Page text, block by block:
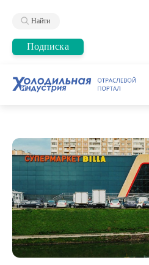
Найти
Подписка